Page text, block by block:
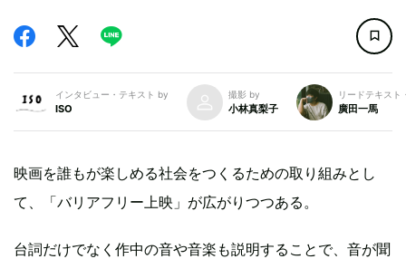
インタビュー・テキスト by
ISO
撮影 by
小林真梨子
リードテキスト
廣田一馬
映画を誰もが楽しめる社会をつくるための取り組みとし
て、「バリアフリー上映」が広がりつつある。
台詞だけでなく作中の音や音楽も説明することで、音が聞